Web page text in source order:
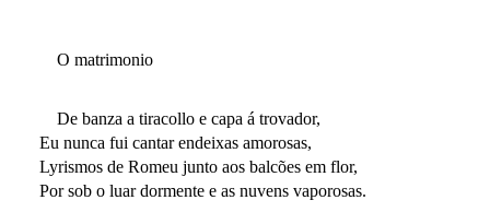
O matrimonio
De banza a tiracollo e capa á trovador,
Eu nunca fui cantar endeixas amorosas,
Lyrismos de Romeu junto aos balcões em flor,
Por sob o luar dormente e as nuvens vaporosas.